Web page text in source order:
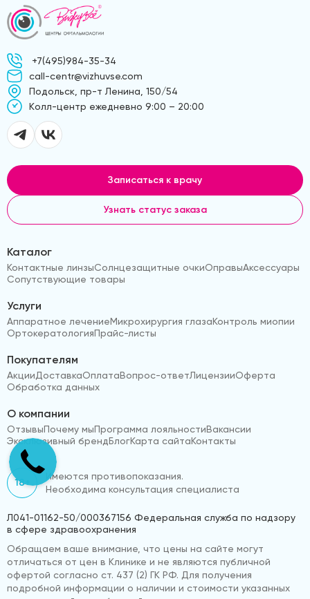
+7(495)984-35-34
call-centr@vizhuvse.com
Подольск, пр-т Ленина, 150/54
Kолл-центр ежедневно 9:00 – 20:00
Записаться к врачу
Узнать статус заказа
Каталог
Контактные линзыСолнцезащитные очкиОправыАксессуары
Сопутствующие товары
Услуги
Аппаратное лечениеМикрохирургия глазаКонтроль миопии
ОртокератологияПрайс-листы
Покупателям
АкцииДоставкаОплатаВопрос-ответЛицензииОферта
Обработка данных
О компании
ОтзывыПочему мыПрограмма лояльностиВакансии
Эксклюзивный брендБлогКарта сайтаКонтакты
18+
Имеются противопоказания.
Необходима консультация специалиста
Л041-01162-50/000367156 Федеральная служба по надзору
в сфере здравоохранения
Обращаем ваше внимание, что цены на сайте могут
отличаться от цен в Клинике и не являются публичной
офертой согласно ст. 437 (2) ГК РФ. Для получения
подробной информации о наличии и стоимости указанных